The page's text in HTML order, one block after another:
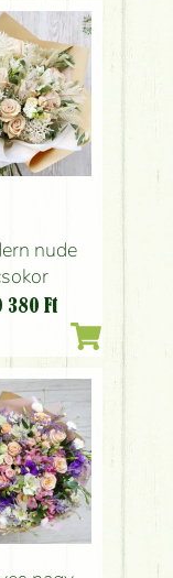
nude
380 Ft